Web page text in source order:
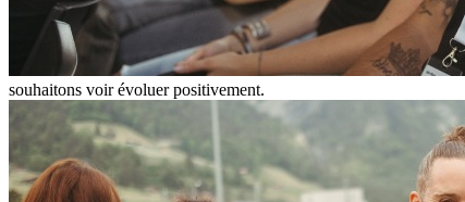
souhaitons voir évoluer positivement.